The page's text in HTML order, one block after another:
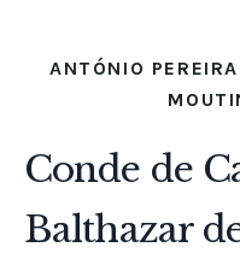
ANTÓNIO
Conde de
Balthazar